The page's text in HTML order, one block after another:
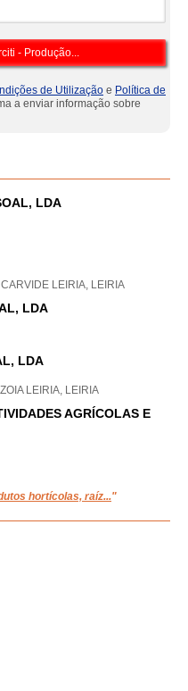
de Utilização e Política de
a enviar informação sobre
LDA
LEIRIA, LEIRIA
LDA
LDA
LEIRIA, LEIRIA
AGRÍCOLAS E
hortícolas, raíz..."